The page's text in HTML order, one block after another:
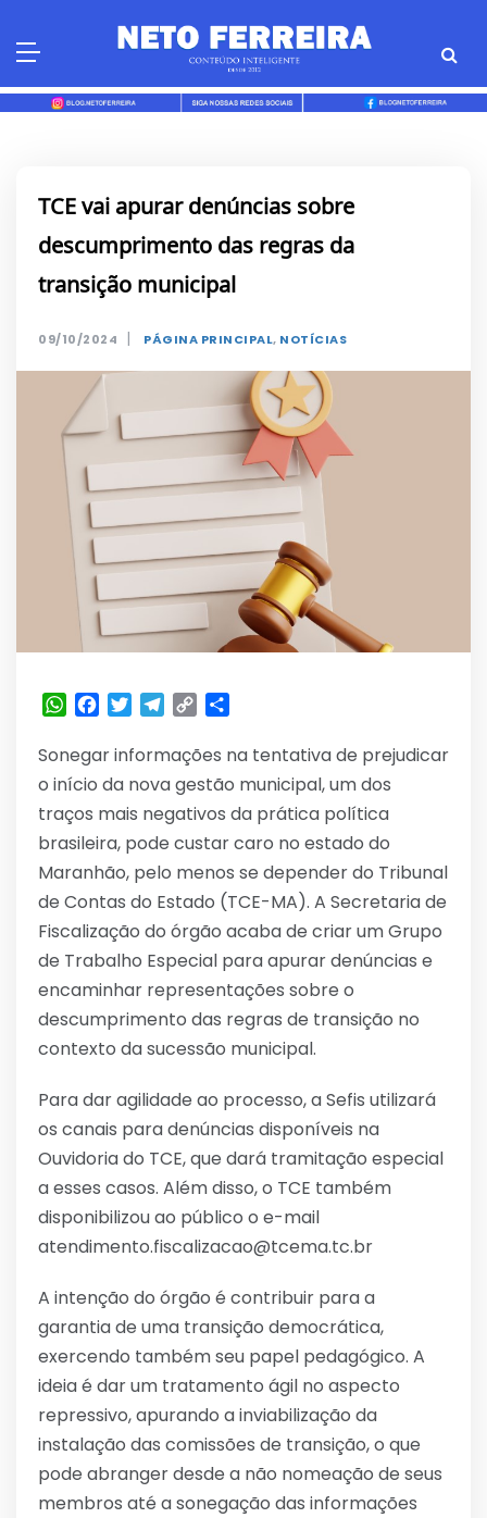
TCE vai apurar denúncias sobre
descumprimento das regras da
transição municipal
09/10/2024 | PÁGINA PRINCIPAL, NOTÍCIAS
WhatsApp
Facebook
TwitterTelegram
Copy
Sonegar informações na tentativa de prejudicar
o início da nova gestão municipal, um dos
traços mais negativos da prática política
brasileira, pode custar caro no estado do
Maranhão, pelo menos se depender do Tribunal
de Contas do Estado (TCE-MA). A Secretaria de
Fiscalização do órgão acaba de criar um Grupo
de Trabalho Especial para apurar denúncias e
encaminhar representações sobre o
descumprimento das regras de transição no
contexto da sucessão municipal.
Para dar agilidade ao processo, a Sefis utilizará
os canais para denúncias disponíveis na
Ouvidoria do TCE, que dará tramitação especial
a esses casos. Além disso, o TCE também
disponibilizou ao público o e-mail
atendimento.fiscalizacao@tcema.tc.br
A intenção do órgão é contribuir para a
garantia de uma transição democrática,
exercendo também seu papel pedagógico. A
ideia é dar um tratamento ágil no aspecto
repressivo, apurando a inviabilização da
instalação das comissões de transição, o que
pode abranger desde a não nomeação de seus
membros até a sonegação das informações